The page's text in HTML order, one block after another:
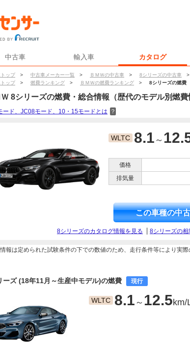
中古車 輸入車 カタログ
ップ > 中古車メーカー一覧 > ＢＭＷの中古車 > 8シリーズの中古車 >
ップ
> 燃費ランキング > ＢＭＷの燃費ランキング > 8シリーズの燃費
8シリーズの燃費・総合情報（歴代のモデル別燃費
ード、JC08モード、10・15モードとは ？
WLTC 8.1 ～
価格
排気量
この車種の中
8シリーズのカタログ情報を見る 8シリーズの相
報は定められた試験条件の下での数値のため、走行条件等により実際
ーズ (18年11月～生産中モデル)の燃費 現行
WLTC 8.1 ～ 12.5km/